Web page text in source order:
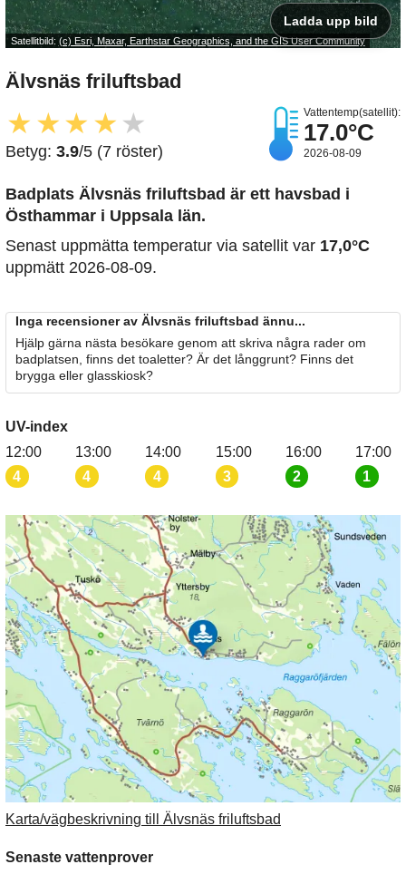
Satellitbild: (c) Esri, Maxar, Earthstar Geographics, and the GIS User Community
Ladda upp bild
Älvsnäs friluftsbad
★ ★★ ★ ★
Betyg: 3.9/5 (7 röster)
Vattentemp(satellit):
17.0°C
2026-08-09
Badplats Älvsnäs friluftsbad är ett havsbad i
Östhammar i Uppsala län.
Senast uppmätta temperatur via satellit var 17,0°C
uppmätt 2026-08-09.
Inga recensioner av Älvsnäs friluftsbad ännu...
Hjälp gärna nästa besökare genom att skriva några rader om
badplatsen, finns det toaletter? Är det långgrunt? Finns det
brygga eller glasskiosk?
UV-index
12:00
4
13:00
4
14:00
4
15:00
3
16:00
2
17:00
1
Karta/vägbeskrivning till Älvsnäs friluftsbad
Senaste vattenprover